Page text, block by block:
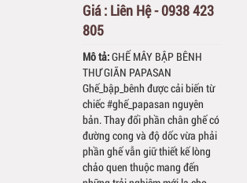
Giá : Liên Hệ - 0938 423
805
Mô tả:GHẾ MÂY BẬP BÊNH
THƯ GIÃN PAPASAN
Ghế_bập_bênh được cải biến từ
chiếc #ghế_papasan nguyên
bản. Thay đổi phần chân ghế có
đường cong và độ dốc vừa phải
phần ghế vẫn giữ thiết kế lòng
chảo quen thuộc mang đến